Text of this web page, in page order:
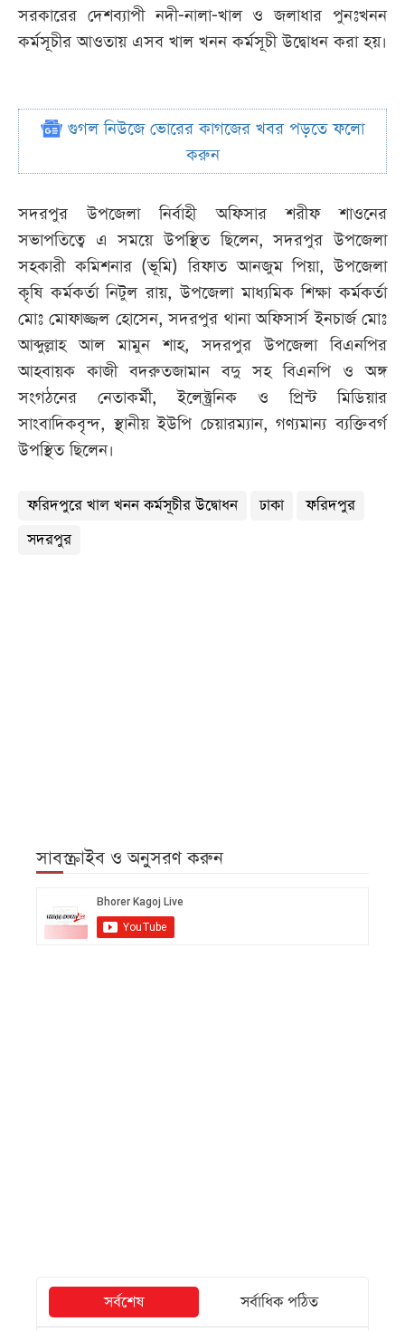
সরকারের দেশব্যাপী নদী-নালা-খাল ও জলাধার পুনঃখনন
কর্মসূচীর আওতায় এসব খাল খনন কর্মসূচী উদ্বোধন করা হয়।
গুগল নিউজে ভোরের কাগজের খবর পড়তে ফলো
করুন
সদরপুর উপজেলা নির্বাহী অফিসার শরীফ শাওনের
সভাপতিত্বে এ সময়ে উপস্থিত ছিলেন, সদরপুর উপজেলা
সহকারী কমিশনার (ভূমি) রিফাত আনজুম পিয়া, উপজেলা
কৃষি কর্মকর্তা নিটুল রায়, উপজেলা মাধ্যমিক শিক্ষা কর্মকর্তা
মোঃ মোফাজ্জল হোসেন, সদরপুর থানা অফিসার্স ইনচার্জ মোঃ
আব্দুল্লাহ আল মামুন শাহ, সদরপুর উপজেলা বিএনপির
আহবায়ক কাজী বদরুতজামান বদু সহ বিএনপি ও অঙ্গ
সংগঠনের নেতাকর্মী, ইলেক্ট্রনিক ও প্রিন্ট মিডিয়ার
সাংবাদিকবৃন্দ, স্থানীয় ইউপি চেয়ারম্যান, গণ্যমান্য ব্যক্তিবর্গ
উপস্থিত ছিলেন।
ফরিদপুরে খাল খনন কর্মসূচীর উদ্বোধন ঢাকা
ফরিদপুর
সদরপুর
সাবস্ক্রাইব ও অনুসরণ করুন
সর্বশেষ
সর্বাধিক পঠিত